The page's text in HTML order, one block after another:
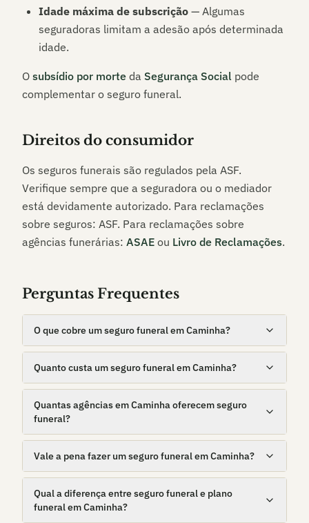
Idade máxima de subscrição — Algumas
seguradoras limitam a adesão após determinada
idade.
O subsídio por morte da Segurança Social pode
complementar o seguro funeral.
Direitos do consumidor
Os seguros funerais são regulados pela ASF.
Verifique sempre que a seguradora ou o mediador
está devidamente autorizado. Para reclamações
sobre seguros: ASF. Para reclamações sobre
agências funerárias: ASAE ou Livro de Reclamações.
Perguntas Frequentes
O que cobre um seguro funeral em Caminha?
Quanto custa um seguro funeral em Caminha?
Quantas agências em Caminha oferecem seguro
funeral?
Vale a pena fazer um seguro funeral em Caminha?
Qual a diferença entre seguro funeral e plano
funeral em Caminha?